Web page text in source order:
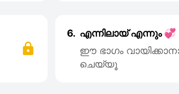
6. എന്നിലായ് എന്നും 💞
ഈ ഭാഗം
ചെയ്യൂ